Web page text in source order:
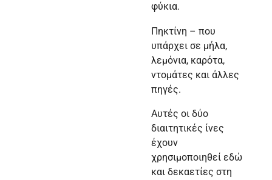
φύκια.
Πηκτίνη – που
υπάρχει σε μήλα,
λεμόνια, καρότα,
ντομάτες και άλλες
πηγές.
Αυτές οι δύο
διαιτητικές ίνες
έχουν
χρησιμοποιηθεί εδώ
και δεκαετίες στη